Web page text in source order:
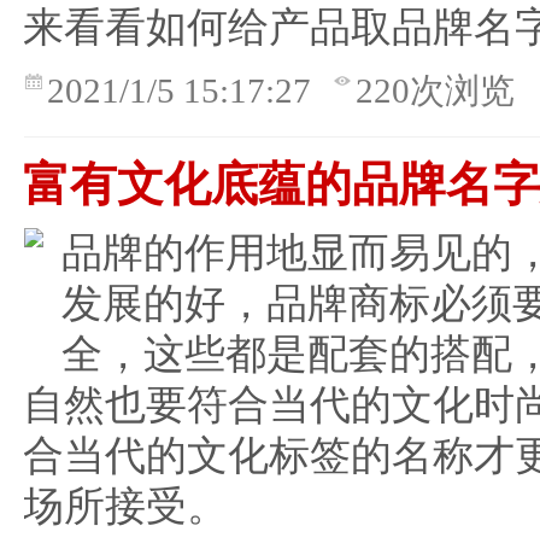
来看看如何给产品取品牌名
2021/1/5 15:17:27 220次浏览
富有文化底蕴的品牌名
品牌的作用地显而易见的
发展的好，品牌商标必须
全，这些都是配套的搭配
自然也要符合当代的文化时
合当代的文化标签的名称才
场所接受。